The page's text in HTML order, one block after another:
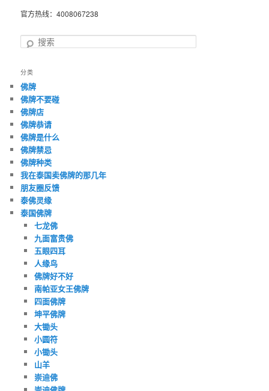
官方热线：4008067238
搜
分类
佛牌
佛牌不要碰
佛牌店
佛牌恭请
佛牌是什么
佛牌禁忌
佛牌种类
我在泰国卖佛牌的那几年
朋友圈反馈
泰佛灵缘
泰国佛牌
七龙佛
九面富贵佛
五眼四耳
人缘鸟
佛牌好不好
南帕亚女王佛牌
四面佛牌
坤平佛牌
大锄头
小圆符
小锄头
山羊
崇迪佛